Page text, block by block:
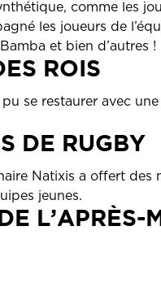
comme les
les joueurs de
et bien d’autres !
ROIS
se restaurer avec
DE RUGBY
Natixis a offert des
jeunes.
L’APRÈS-